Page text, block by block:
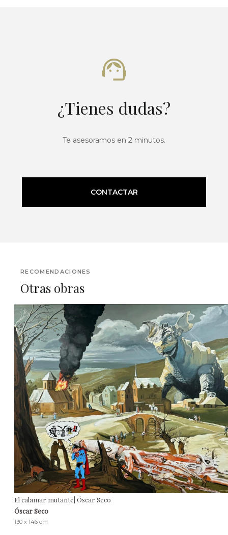
¿Tienes dudas?
Te asesoramos en 2 minutos.
CONTACTAR
RECOMENDACIONES
Otras obras
El calamar mutante| Óscar Seco
Óscar Seco
130 x 146 cm